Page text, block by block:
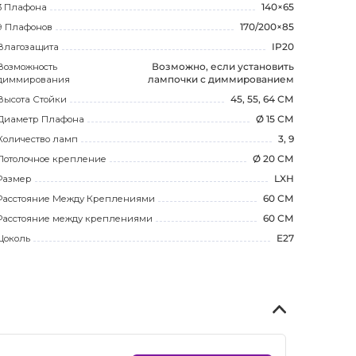
Плафона
140×65
Плафонов
170/200×85
IP20
Возможно, если установить
лампочки с диммированием
Стойки
45, 55, 64 СМ
Плафона
Ø 15 СМ
ламп
3, 9
крепление
Ø 20 СМ
LXH
Между Креплениями
60 СМ
между креплениями
60 СМ
E27